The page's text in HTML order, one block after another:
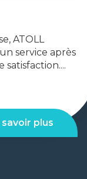
ATOLL
service après
savoir plus